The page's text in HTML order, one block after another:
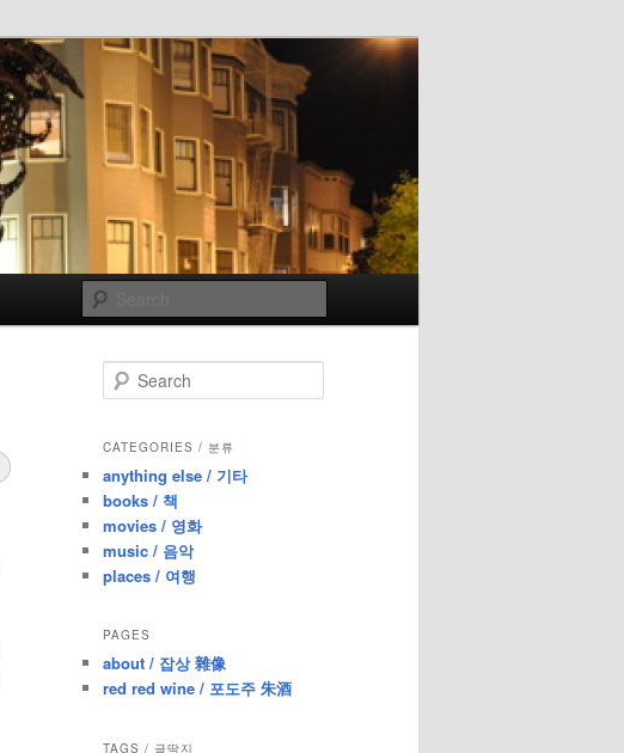
e
r
h
CATEGORIES / 분류
anything else / 기타
books / 책
movies / 영화
music / 음악
places / 여행
PAGES
about / 잡상 雜像
red red wine / 포도주 朱酒
TAGS / 글딱지